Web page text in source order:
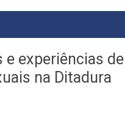
e experiências de
na Ditadura